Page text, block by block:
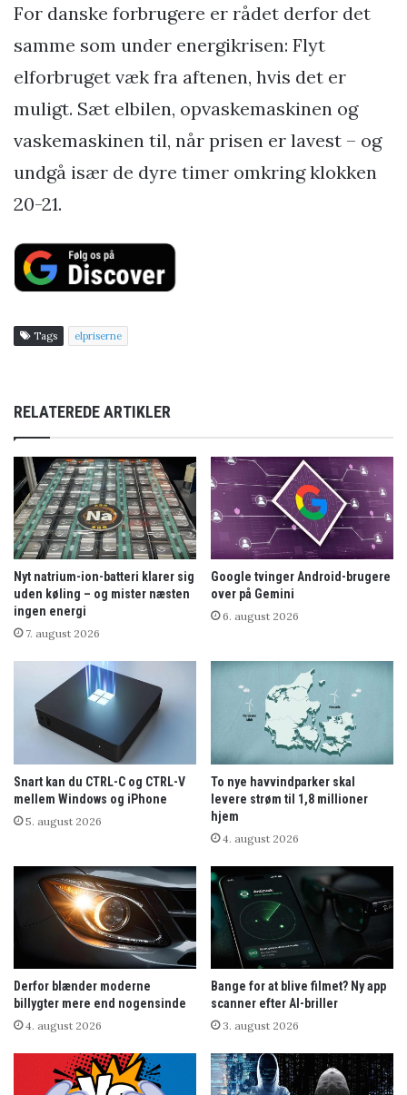
For danske forbrugere er rådet derfor det
samme som under energikrisen: Flyt
elforbruget væk fra aftenen, hvis det er
muligt. Sæt elbilen, opvaskemaskinen og
vaskemaskinen til, når prisen er lavest – og
undgå især de dyre timer omkring klokken
20-21.
Tags elpriserne
RELATEREDE ARTIKLER
Nyt natrium-ion-batteri klarer sig
uden køling – og mister næsten
ingen energi
7. august 2026
Google tvinger Android-brugere
over på Gemini
6. august 2026
Snart kan du CTRL-C og CTRL-V
mellem Windows og iPhone
5. august 2026
To nye havvindparker skal
levere strøm til 1,8 millioner
hjem
4. august 2026
Derfor blænder moderne
billygter mere end nogensinde
4. august 2026
Bange for at blive filmet? Ny app
scanner efter AI-briller
3. august 2026